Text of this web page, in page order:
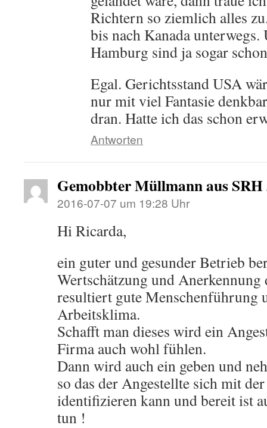
Richtern so ziemlich alles
bis nach Kanada
Hamburg sind ja sogar
Egal. Gerichtsstand USA
nur mit viel Fantasie
dran. Hatte ich das schon
Antworten
Gemobbter Müllmann aus SRH
2016-07-07 um 19:28 Uhr
Hi Ricarda,
ein guter und gesunder Betrieb
Wertschätzung und
resultiert gute Menschenführung
Arbeitsklima.
Schafft man dieses wird ein
Firma auch wohl fühlen.
Dann wird auch ein geben und
so das der Angestellte sich mit
identifizieren kann und bereit ist
tun !